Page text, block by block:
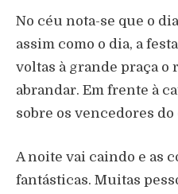
No céu nota-se que o
assim como o dia, a
voltas à grande praça o
abrandar. Em frente à
sobre os vencedores do
A noite vai caindo e as
fantásticas. Muitas